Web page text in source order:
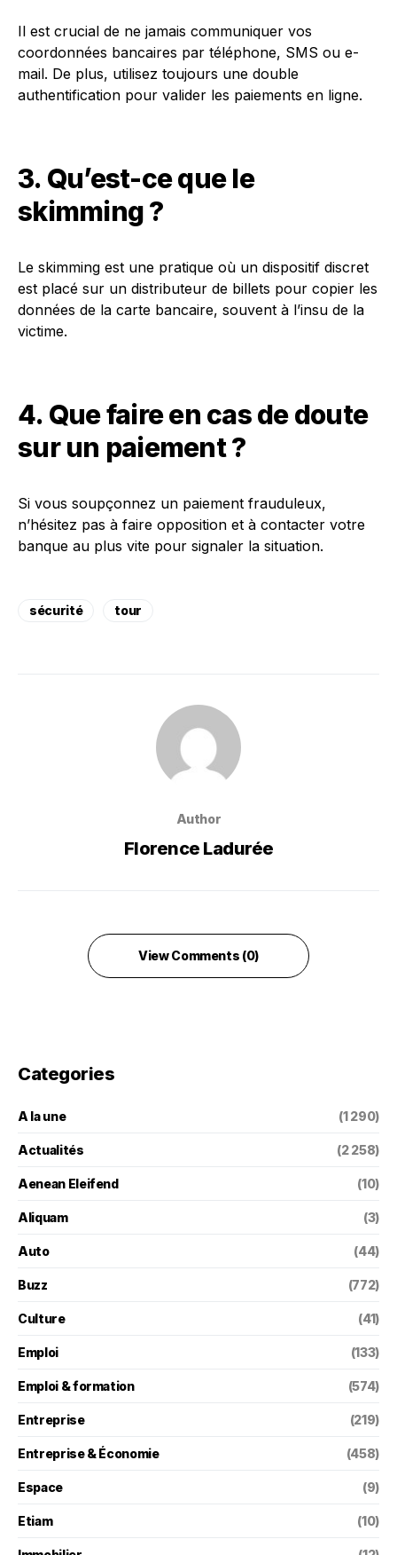
Il est crucial de ne jamais communiquer vos
coordonnées bancaires par téléphone, SMS ou e-
mail. De plus, utilisez toujours une double
authentification pour valider les paiements en ligne.
3. Qu’est-ce que le
skimming ?
Le skimming est une pratique où un dispositif discret
est placé sur un distributeur de billets pour copier les
données de la carte bancaire, souvent à l’insu de la
victime.
4. Que faire en cas de doute
sur un paiement ?
Si vous soupçonnez un paiement frauduleux,
n’hésitez pas à faire opposition et à contacter votre
banque au plus vite pour signaler la situation.
sécurité tour
Author
Florence Ladurée
View Comments (0)
Categories
A la une (1 290)
Actualités (2 258)
Aenean Eleifend (10)
Aliquam (3)
Auto (44)
Buzz (772)
Culture (41)
Emploi (133)
Emploi & formation (574)
Entreprise (219)
Entreprise & Économie (458)
Espace (9)
Etiam (10)